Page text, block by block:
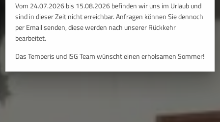
Vom 24.07.2026 bis 15.08.2026 befinden wir uns im Urlaub und
sind in dieser Zeit nicht erreichbar. Anfragen können Sie dennoch
per Email senden, diese werden nach unserer Rückkehr
bearbeitet.
Das Temperis und ISG Team wünscht einen erholsamen Sommer!